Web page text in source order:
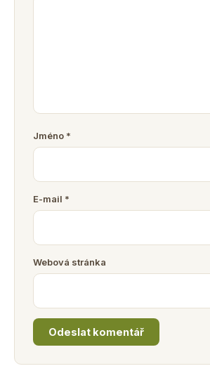
Jméno *
E-mail *
Webová stránka